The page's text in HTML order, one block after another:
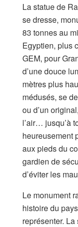
La statue de
se dresse,
83 tonnes au
Egyptien, plus
GEM, pour
d’une douce
mètres plus
médusés, se
ou d’un
l’air… jusqu’à
heureusement
aux pieds du
gardien de
d’éviter les
Le monument
histoire du
représenter.